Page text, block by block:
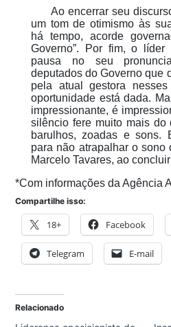
Ao encerrar seu
um tom de otimismo às
há tempo, acorde
Governo”. Por fim, o
pausa no seu
deputados do Governo que
pela atual gestora
oportunidade está dada.
impressionante, é
silêncio fere muito mais
barulhos, zoadas e sons.
para não atrapalhar o sono
Marcelo Tavares, ao
*Com informações da Agência
Compartilhe isso:
18+ Facebook
Telegram E-mail
Relacionado